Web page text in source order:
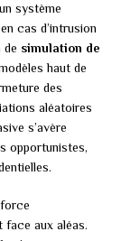
système
cas d’intrusion
de simulation de
haut de
des
aléatoires
s’avère
opportunistes,
face aux aléas.